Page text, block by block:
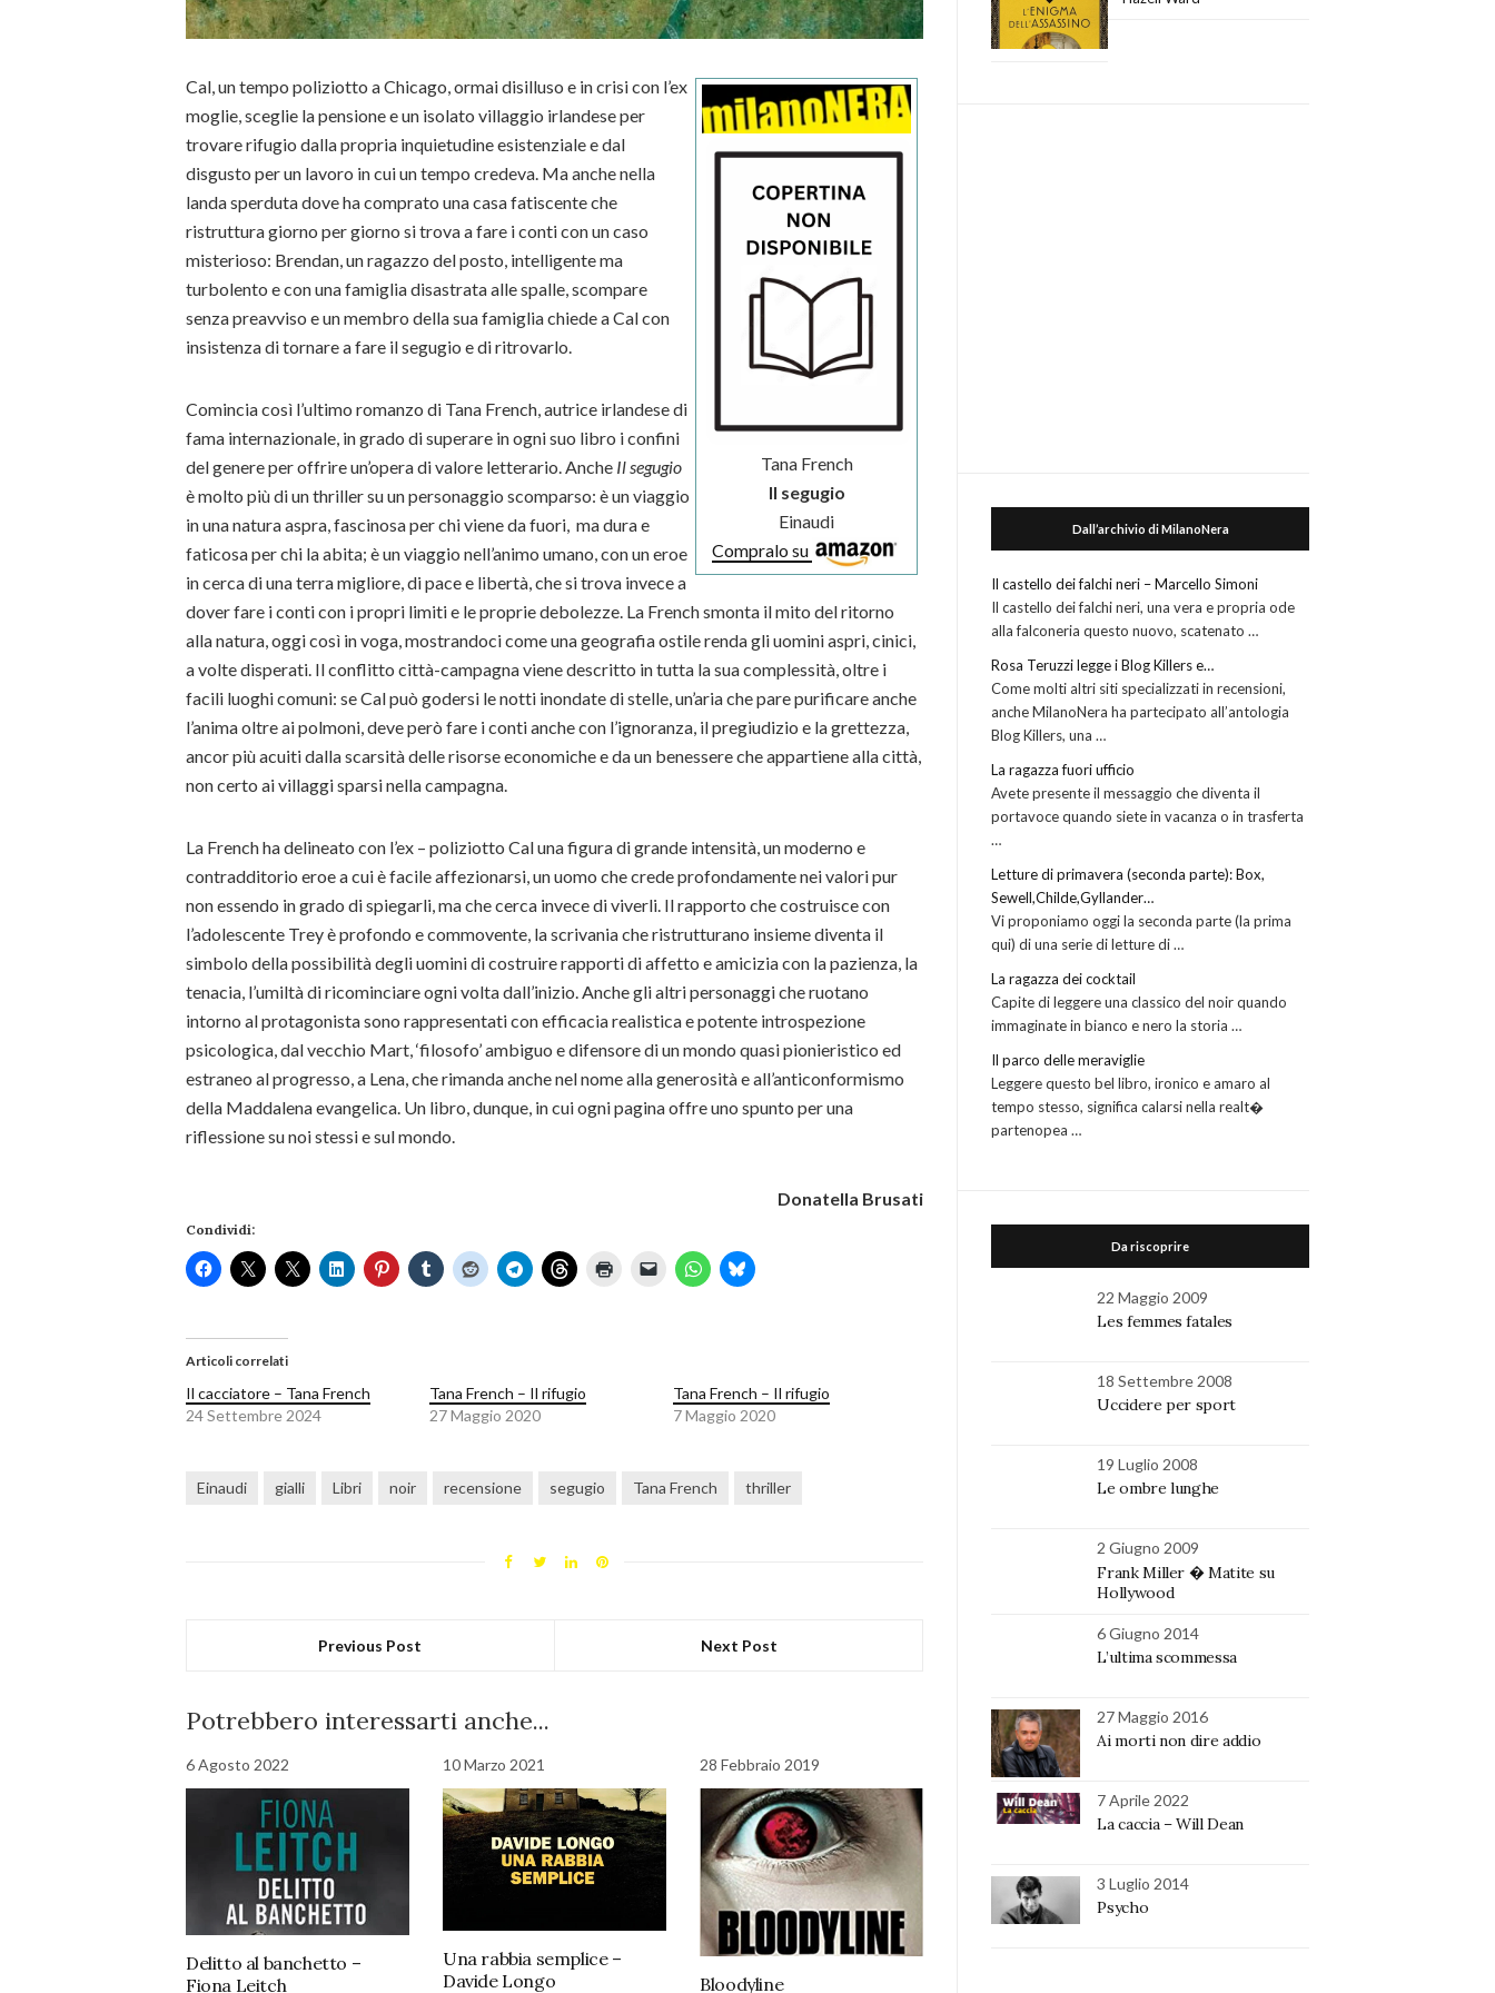
Tana French
Il segugio
Einaudi
Compralo su
Cal, un tempo poliziotto a Chicago, ormai disilluso e in crisi con l’ex
moglie, sceglie la pensione e un isolato villaggio irlandese per
trovare rifugio dalla propria inquietudine esistenziale e dal
disgusto per un lavoro in cui un tempo credeva. Ma anche nella
landa sperduta dove ha comprato una casa fatiscente che
ristruttura giorno per giorno si trova a fare i conti con un caso
misterioso: Brendan, un ragazzo del posto, intelligente ma
turbolento e con una famiglia disastrata alle spalle, scompare
senza preavviso e un membro della sua famiglia chiede a Cal con
insistenza di tornare a fare il segugio e di ritrovarlo.
Comincia così l’ultimo romanzo di Tana French, autrice irlandese di
fama internazionale, in grado di superare in ogni suo libro i confini
del genere per offrire un’opera di valore letterario. Anche Il segugio
è molto più di un thriller su un personaggio scomparso: è un viaggio
in una natura aspra, fascinosa per chi viene da fuori, ma dura e
faticosa per chi la abita; è un viaggio nell’animo umano, con un eroe
in cerca di una terra migliore, di pace e libertà, che si trova invece a
dover fare i conti con i propri limiti e le proprie debolezze. La French smonta il mito del ritorno
alla natura, oggi così in voga, mostrandoci come una geografia ostile renda gli uomini aspri, cinici,
a volte disperati. Il conflitto città-campagna viene descritto in tutta la sua complessità, oltre i
facili luoghi comuni: se Cal può godersi le notti inondate di stelle, un’aria che pare purificare anche
l’anima oltre ai polmoni, deve però fare i conti anche con l’ignoranza, il pregiudizio e la grettezza,
ancor più acuiti dalla scarsità delle risorse economiche e da un benessere che appartiene alla città,
non certo ai villaggi sparsi nella campagna.
La French ha delineato con l’ex – poliziotto Cal una figura di grande intensità, un moderno e
contradditorio eroe a cui è facile affezionarsi, un uomo che crede profondamente nei valori pur
non essendo in grado di spiegarli, ma che cerca invece di viverli. Il rapporto che costruisce con
l’adolescente Trey è profondo e commovente, la scrivania che ristrutturano insieme diventa il
simbolo della possibilità degli uomini di costruire rapporti di affetto e amicizia con la pazienza, la
tenacia, l’umiltà di ricominciare ogni volta dall’inizio. Anche gli altri personaggi che ruotano
intorno al protagonista sono rappresentati con efficacia realistica e potente introspezione
psicologica, dal vecchio Mart, ‘filosofo’ ambiguo e difensore di un mondo quasi pionieristico ed
estraneo al progresso, a Lena, che rimanda anche nel nome alla generosità e all’anticonformismo
della Maddalena evangelica. Un libro, dunque, in cui ogni pagina offre uno spunto per una
riflessione su noi stessi e sul mondo.
Donatella Brusati
Condividi:
Articoli correlati
Il cacciatore – Tana French
24 Settembre 2024
Tana French – Il rifugio
27 Maggio 2020
Tana French – Il rifugio
7 Maggio 2020
Einaudi gialli Libri noir recensione segugio Tana French thriller
Previous Post Next Post
Potrebbero interessarti anche...
6 Agosto 2022
Delitto al banchetto –
Fiona Leitch
10 Marzo 2021
Una rabbia semplice –
Davide Longo
28 Febbraio 2019
Bloodyline
Dall’archivio di MilanoNera
Il castello dei falchi neri – Marcello Simoni
Il castello dei falchi neri, una vera e propria ode
alla falconeria questo nuovo, scatenato …
Rosa Teruzzi legge i Blog Killers e…
Come molti altri siti specializzati in recensioni,
anche MilanoNera ha partecipato all’antologia
Blog Killers, una …
La ragazza fuori ufficio
Avete presente il messaggio che diventa il
portavoce quando siete in vacanza o in trasferta
…
Letture di primavera (seconda parte): Box,
Sewell,Childe,Gyllander…
Vi proponiamo oggi la seconda parte (la prima
qui) di una serie di letture di …
La ragazza dei cocktail
Capite di leggere una classico del noir quando
immaginate in bianco e nero la storia …
Il parco delle meraviglie
Leggere questo bel libro, ironico e amaro al
tempo stesso, significa calarsi nella realt�
partenopea …
Da riscoprire
22 Maggio 2009
Les femmes fatales
18 Settembre 2008
Uccidere per sport
19 Luglio 2008
Le ombre lunghe
2 Giugno 2009
Frank Miller � Matite su
Hollywood
6 Giugno 2014
L’ultima scommessa
27 Maggio 2016
Ai morti non dire addio
7 Aprile 2022
La caccia – Will Dean
3 Luglio 2014
Psycho